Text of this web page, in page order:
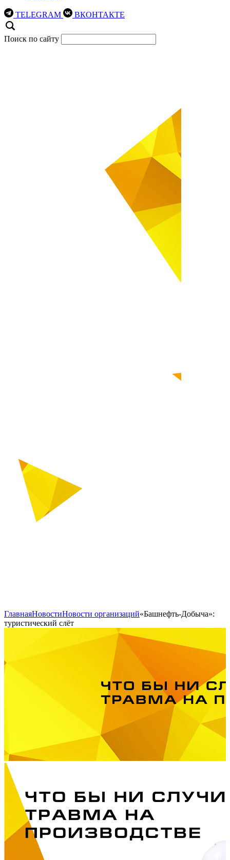
TELEGRAM ВКОНТАКТЕ
Поиск по сайту
ГлавнаяНовостиНовости организаций«Башнефть-Добыча»:
туристический слёт